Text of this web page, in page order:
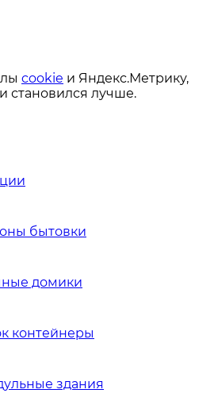
cookie и Яндекс.Метрику,
становился лучше.
бытовки
домики
контейнеры
здания